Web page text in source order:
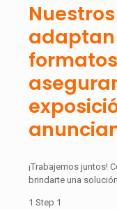
¡Trabajemos juntos!
brindarte una
1 Step 1